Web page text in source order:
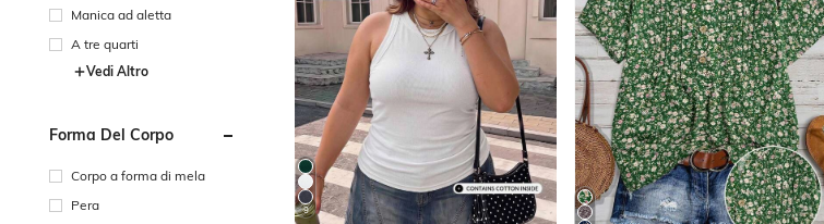
Manica ad aletta
A tre quarti
Vedi Altro
Forma Del Corpo
Corpo a forma di mela
Pera
9